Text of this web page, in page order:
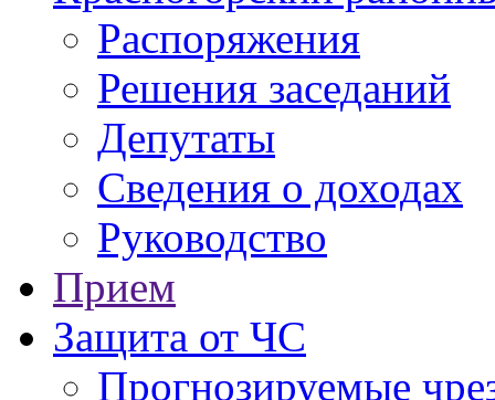
Распоряжения
Решения заседаний
Депутаты
Сведения о доходах
Руководство
Прием
Защита от ЧС
Прогнозируемые